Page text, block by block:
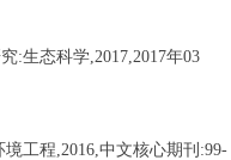
:生态科学,2017,2017年03
工程,2016,中文核心期刊:99-